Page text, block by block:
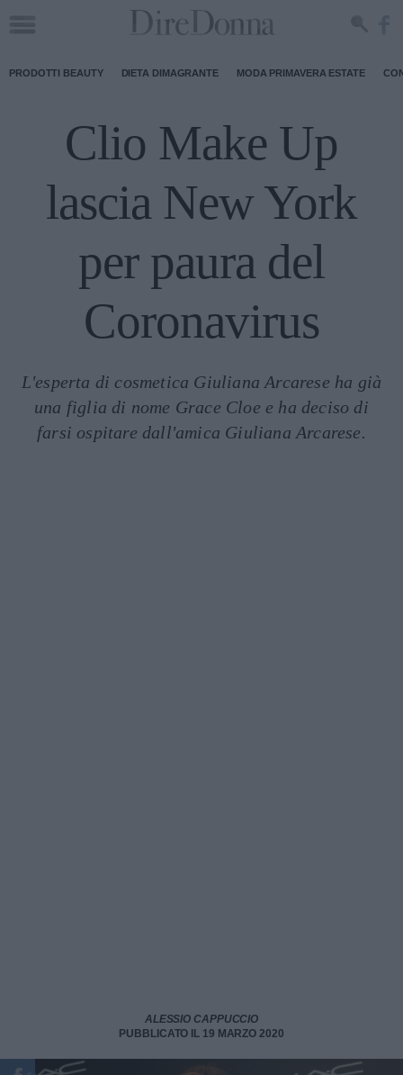
PRODOTTI BEAUTY DIETA DIMAGRANTE MODA PRIMAVERA ESTATE
Clio Make Up
lascia New York
per paura del
Coronavirus
L'esperta di cosmetica Giuliana Arcarese ha già
una figlia di nome Grace Cloe e ha deciso di
farsi ospitare dall'amica Giuliana Arcarese.
ALESSIO CAPPUCCIO
PUBBLICATO IL 19 MARZO 2020